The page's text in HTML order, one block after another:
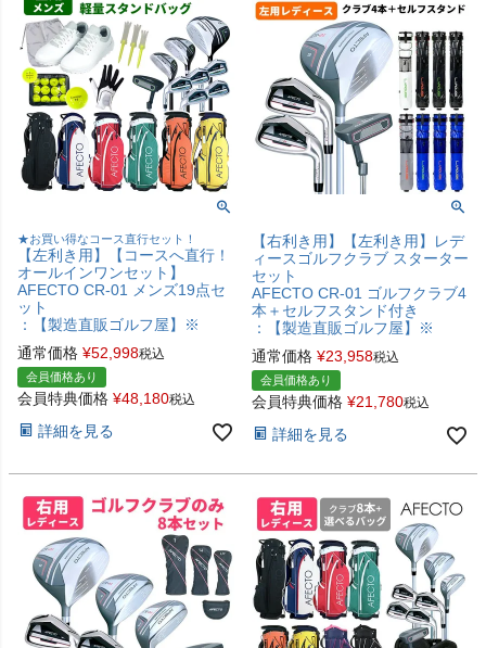
★お買い得なコース直行セット！
【左利き用】【コースへ直行！
オールインワンセット】
AFECTO CR-01 メンズ19点セ
ット
：【製造直販ゴルフ屋】※
通常価格 ¥52,998税込
会員価格あり
会員特典価格 ¥48,180税込
詳細を見る
【右利き用】【左利き用】レデ
ィースゴルフクラブ スターター
セット
AFECTO CR-01 ゴルフクラブ4
本＋セルフスタンド付き
：【製造直販ゴルフ屋】※
通常価格 ¥23,958税込
会員価格あり
会員特典価格 ¥21,780税込
詳細を見る